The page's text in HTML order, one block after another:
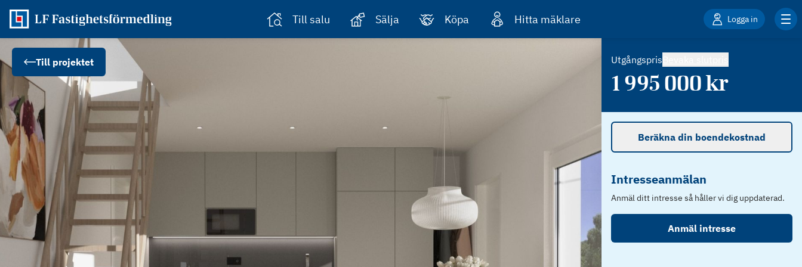
Till salu Sälja Köpa Hitta mäklare Logga in
Utgångspris
1 995 000kr
Beräkna din boendekostnad
Intresseanmälan
Anmäl ditt intresse så håller vi dig uppdaterad.
Anmäl intresse
Till projektet